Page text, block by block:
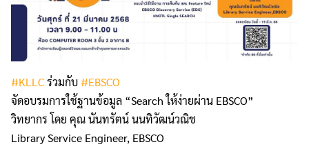
#KLLCร่วมกับ#EBSCO
จัดอบรมการใช้ฐานข้อมูล “Search ให้ง่ายผ่าน EBSCO”
วิทยากร โดย คุณ นันทรัตน์ นนทิวัฒน์วณิช
Library Service Engineer, EBSCO